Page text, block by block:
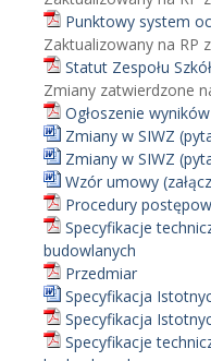
Punktowy system
Zaktualizowany na RP
Statut Zespołu
Zmiany zatwierdzone
Ogłoszenie
Zmiany w SIWZ
Zmiany w SIWZ
Wzór umowy
Procedury
Specyfikacje
budowlanych
Przedmiar
Specyfikacja
Specyfikacja
Specyfikacje